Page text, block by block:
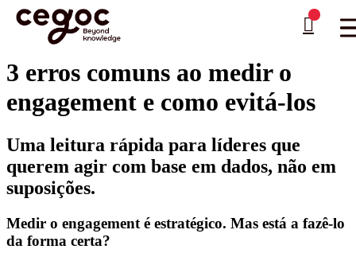
Skip to main content
Está aqui:Home > White Papers
3 erros comuns ao medir o engagement e como evitá-
3 erros comuns ao medir o
engagement e como evitá-los
Uma leitura rápida para líderes que
querem agir com base em dados, não em
suposições.
Medir o engagement é estratégico. Mas está a fazê-lo
da forma certa?